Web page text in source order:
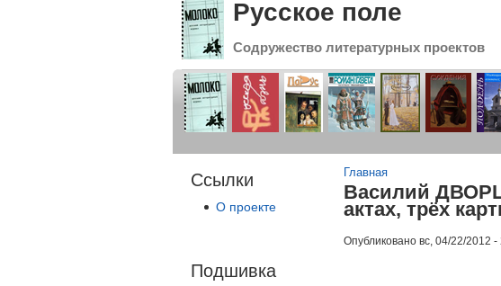
Русское поле
Содружество литературных проектов
Ссылки
О проекте
Подшивка
Вы здесь
Главная
Василий
актах, трёх
Опубликовано вс, 04/22/2012